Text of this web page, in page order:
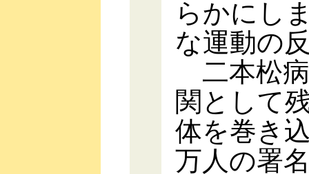
らかにし
な運動の
二本松
関として
体を巻き
万人の署